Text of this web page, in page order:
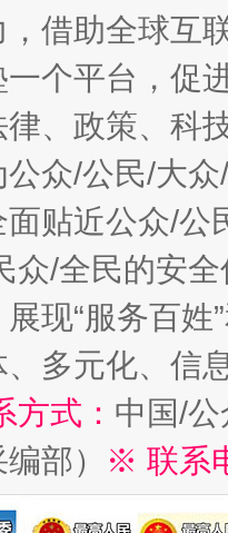
，借助全球互
一个平台，促
律、政策、科
公众/公民/大
面贴近公众/公
众/全民的安
现“服务百姓
、多元化、信
式： 中国/
部）
※ 联系